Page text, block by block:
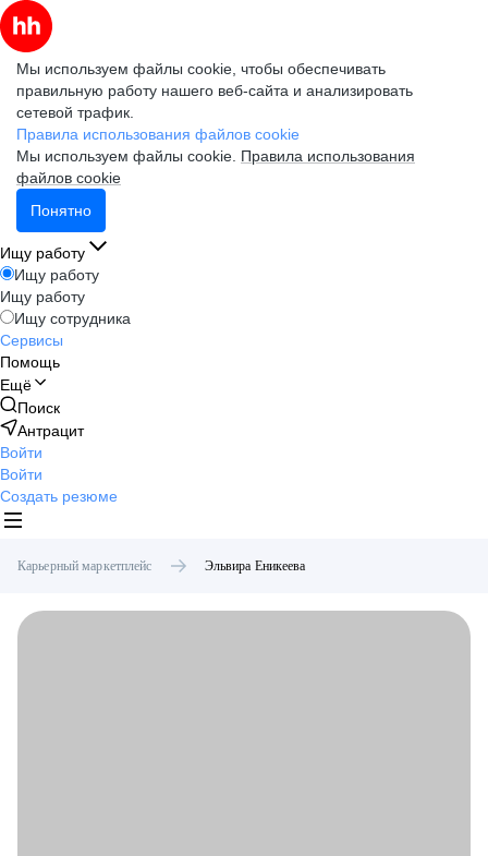
Мы используем файлы cookie, чтобы обеспечивать
правильную работу нашего веб-сайта и анализировать
сетевой трафик.
Правила использования файлов cookie
Мы используем файлы cookie. Правила использования
файлов cookie
Понятно
Ищу работу
Ищу работу
Ищу работу
Ищу сотрудника
Сервисы
Помощь
Ещё
Поиск
Антрацит
Войти
Войти
Создать резюме
Карьерный маркетплейс Эльвира Еникеева